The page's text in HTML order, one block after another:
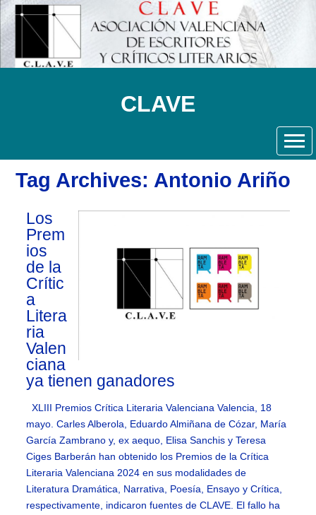
CLAVE
Tag Archives: Antonio Ariño
Los
Prem
ios
de la
Crític
a
Litera
ria
Valen
ciana
ya tienen ganadores
XLIII Premios Crítica Literaria Valenciana Valencia, 18
mayo. Carles Alberola, Eduardo Almiñana de Cózar, María
García Zambrano y, ex aequo, Elisa Sanchis y Teresa
Ciges Barberán han obtenido los Premios de la Crítica
Literaria Valenciana 2024 en sus modalidades de
Literatura Dramática, Narrativa, Poesía, Ensayo y Crítica,
respectivamente, indicaron fuentes de CLAVE. El fallo ha